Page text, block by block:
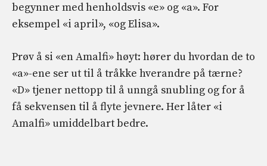
begynner med henholdsvis «e» og «a». For
eksempel «i april», «og Elisa».
Prøv å si «en Amalfi» høyt: hører du hvordan de to
«a»-ene ser ut til å tråkke hverandre på tærne?
«D» tjener nettopp til å unngå snubling og for å
få sekvensen til å flyte jevnere. Her låter «i
Amalfi» umiddelbart bedre.